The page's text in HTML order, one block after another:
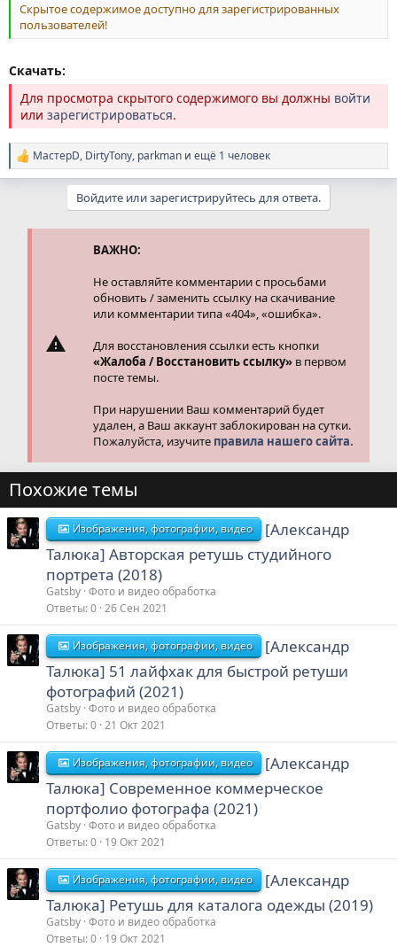
Скрытое содержимое доступно для зарегистрированных
пользователей!
Скачать:
Для просмотра скрытого содержимого вы должны войти
или зарегистрироваться.
Р
е
МастерD, DirtyTony, parkman и ещё 1 человек
Войдите или зарегистрируйтесь для ответа.
ВАЖНО:
Не оставляйте комментарии с просьбами
обновить / заменить ссылку на скачивание
или комментарии типа «404», «ошибка».
Для восстановления ссылки есть кнопки
«Жалоба / Восстановить ссылку» в первом
посте темы.
При нарушении Ваш комментарий будет
удален, а Ваш аккаунт заблокирован на сутки.
Пожалуйста, изучите правила нашего сайта.
Похожие темы
Изображения, фотографии, видео
[Александр
Талюка] Авторская ретушь студийного
портрета (2018)
Gatsby Фото и видео обработка
Ответы 0 26 Сен 2021
Изображения, фотографии, видео
[Александр
Талюка] 51 лайфхак для быстрой ретуши
фотографий (2021)
Gatsby Фото и видео обработка
Ответы 0 21 Окт 2021
Изображения, фотографии, видео
[Александр
Талюка] Современное коммерческое
портфолио фотографа (2021)
Gatsby Фото и видео обработка
Ответы 0 19 Окт 2021
Изображения, фотографии, видео
[Александр
Талюка] Ретушь для каталога одежды (2019)
Gatsby Фото и видео обработка
Ответы 0 19 Окт 2021